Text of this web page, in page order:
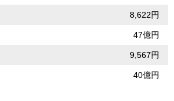
8,622円
47億円
9,567円
40億円